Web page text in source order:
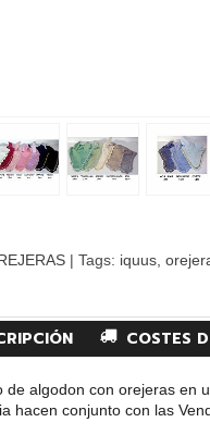
| Tags: iquus
COSTES
de algodon con orejeras en
hacen conjunto con las